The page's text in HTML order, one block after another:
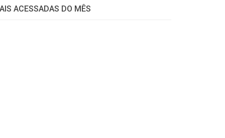
ACESSADAS DO MÊS